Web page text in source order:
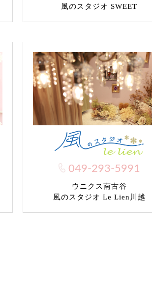
風のスタジオ SWEET
049-293-5991
ウニクス南古谷
風のスタジオ Le Lien川越